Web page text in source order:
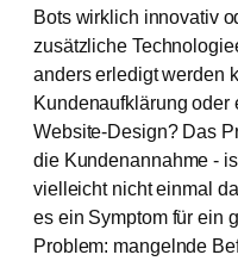
Bots wirklich innovativ
zusätzliche
anders erledigt werden
Kundenaufklärung oder
Website-Design? Das
die Kundenannahme -
vielleicht nicht einmal
es ein Symptom für ein
Problem: mangelnde